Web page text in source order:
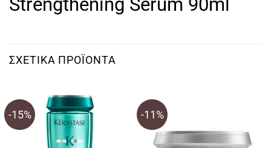
ΣΧΕΤΙΚΆ ΠΡΟΪΌΝΤΑ
-15% -11%